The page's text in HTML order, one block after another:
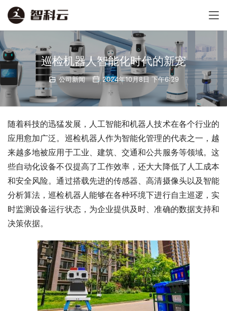
巡检机器人智能化时代的新宠
公司新闻 2024年10月8日 下午6:29
随着科技的迅猛发展，人工智能和机器人技术在各个行业的
应用愈加广泛。巡检机器人作为智能化管理的代表之一，越
来越多地被应用于工业、建筑、交通和公共服务等领域。这
些自动化设备不仅提高了工作效率，还大大降低了人工成本
和安全风险。通过搭载先进的传感器、高清摄像头以及智能
分析算法，巡检机器人能够在各种环境下进行自主巡逻，实
时监测设备运行状态，为企业提供及时、准确的数据支持和
决策依据。